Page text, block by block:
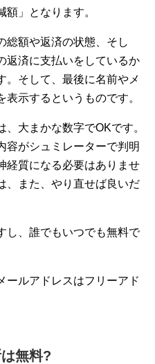
」となります。
総額や返済の状態、そし
返済に支払いをしているか
。そして、最後に名前やメ
示するというものです。
大まかな数字でOKです。
容がシュミレーターで判明
経質になる必要はありませ
、また、やり直せば良いだ
し、誰でもいつでも無料で
ールアドレスはフリーアド
無料?